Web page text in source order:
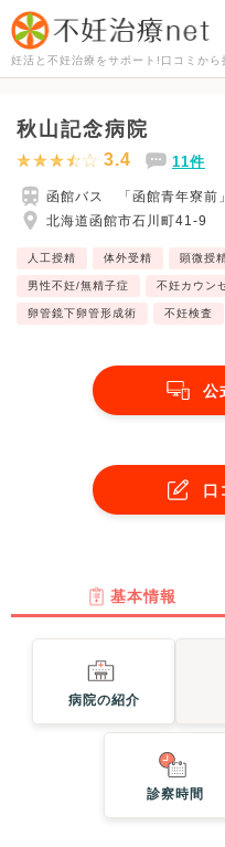
妊活と不妊治療をサポート!口コミから
秋山記念病院
3.4 11件
函館バス 「函館青年寮
北海道函館市石川町41-9
人工授精 体外受精 顕微授
男性不妊/無精子症 不妊カウン
卵管鏡下卵管形成術 不妊検査
公
口
基本情報
病院の紹介
診察時間